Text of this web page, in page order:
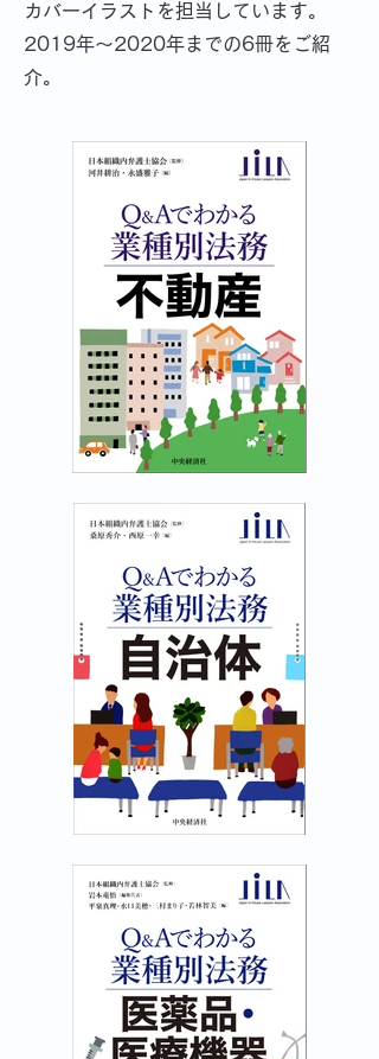
カバーイラストを担当しています。
2019年～2020年までの6冊をご紹
介。